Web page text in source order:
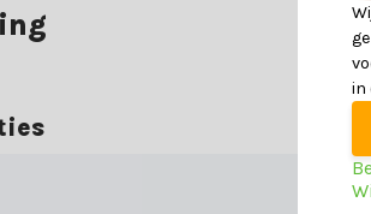
onderdelen die ook allemaal verpakt
in totaal uit drie verschillende materialen.
aluminium
in